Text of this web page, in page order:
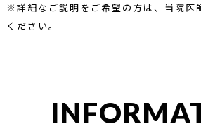
※詳細なご説明をご希望の方は、当院医
ください。